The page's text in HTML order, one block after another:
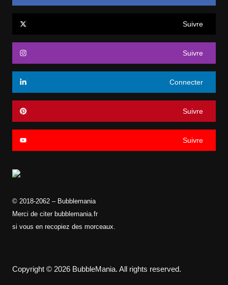
Suivre
Suivre
Connecter
Suivre
Suivre
© 2018-2062 – Bubblemania
Merci de citer bubblemania.fr
si vous en recopiez des morceaux.
Copyright © 2026 BubbleMania. All rights reserved.